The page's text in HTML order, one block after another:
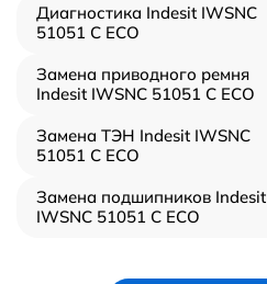
Диагностика Indesit IWSNC
51051 C ECO
Замена приводного ремня
Indesit IWSNC 51051 C ECO
Замена ТЭН Indesit IWSNC
51051 C ECO
Замена подшипников Indesit
IWSNC 51051 C ECO